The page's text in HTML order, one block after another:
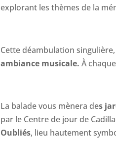
explorant les thèmes de la
Cette déambulation
ambiance musicale. À
La balade vous mènera des
par le Centre de jour de
Oubliés, lieu hautement